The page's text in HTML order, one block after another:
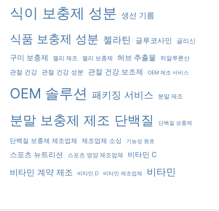
식이 보충제 성분 생선 기름
식품 보충제 성분 젤라틴 글루코사민 글리신
구미 보충제 젤리 제조 젤리 보충제 허브 추출물 히알루론산
관절 건강 관절 건강 성분 관절 건강 보조제 OEM 제조 서비스
OEM 솔루션 패키징 서비스 분말 제조
분말 보충제 제조 단백질 단백질 보충제
단백질 보충제 제조업체 제조업체 소싱 기능성 원료
스포츠 뉴트리션 스포츠 영양 제조업체 비타민 C
비타민 계약 제조 비타민 D 비타민 제조업체 비타민